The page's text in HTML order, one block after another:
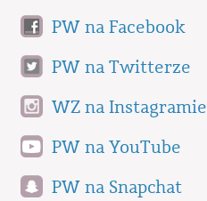
PW na Facebook
PW na Twitterze
WZ na Instagramie
PW na YouTube
PW na Snapchat